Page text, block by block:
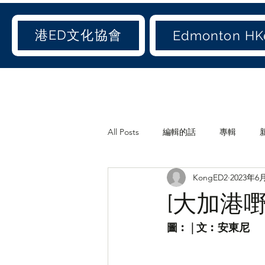
港ED文化協會 Edmonton
All Posts 編輯的話 專輯
《港ED文化協會》會訊 休閒
娛聞(old) 港人
[大加港
KongED2 2023年6
圖︰ | 文︰安東尼